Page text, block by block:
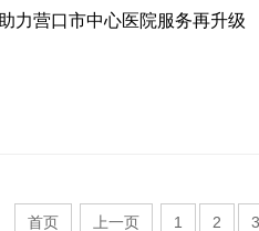
力营口市中心医院服务再升级
首页 上一页 1 2 3